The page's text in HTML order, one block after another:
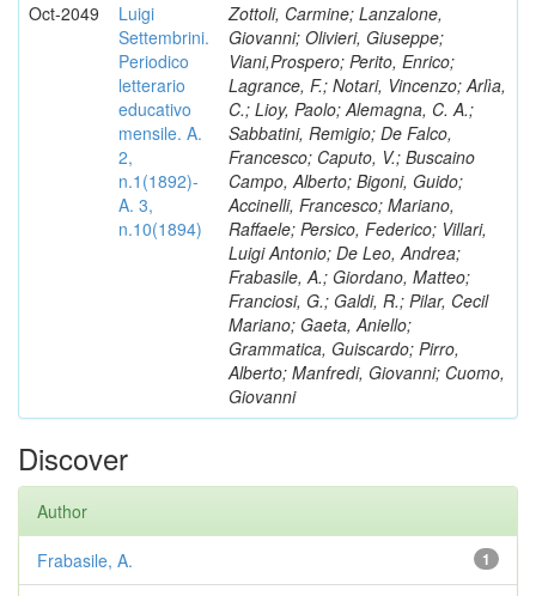
Oct-2049
Luigi
Settembrini.
Periodico
letterario
educativo
mensile. A.
2,
n.1(1892)-
A. 3,
n.10(1894)
Zottoli, Carmine; Lanzalone,
Giovanni; Olivieri, Giuseppe;
Viani,Prospero; Perito, Enrico;
Lagrance, F.; Notari, Vincenzo; Arlìa,
C.; Lioy, Paolo; Alemagna, C. A.;
Sabbatini, Remigio; De Falco,
Francesco; Caputo, V.; Buscaino
Campo, Alberto; Bigoni, Guido;
Accinelli, Francesco; Mariano,
Raffaele; Persico, Federico; Villari,
Luigi Antonio; De Leo, Andrea;
Frabasile, A.; Giordano, Matteo;
Franciosi, G.; Galdi, R.; Pilar, Cecil
Mariano; Gaeta, Aniello;
Grammatica, Guiscardo; Pirro,
Alberto; Manfredi, Giovanni; Cuomo,
Giovanni
Discover
Author
1
Frabasile, A.